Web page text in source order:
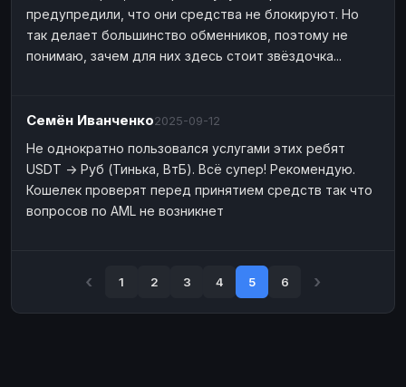
предупредили, что они средства не блокируют. Но
так делает большинство обменников, поэтому не
понимаю, зачем для них здесь стоит звёздочка...
Семён Иванченко2025-09-12
Не однократно пользовался услугами этих ребят
USDT -> Руб (Тинька, ВтБ). Всё супер! Рекомендую.
Кошелек проверят перед принятием средств так что
вопросов по AML не возникнет
1 2 3 4 5 6